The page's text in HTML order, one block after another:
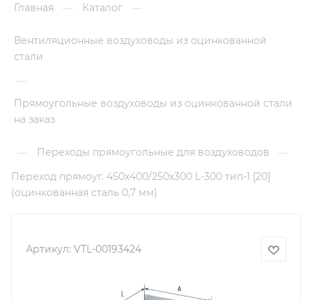
Главная — Каталог —
Вентиляционные воздуховоды из оцинкованной
стали
—
Прямоугольные воздуховоды из оцинкованной стали
на заказ
— Переходы прямоугольные для воздуховодов
—
Переход прямоуг. 450х400/250х300 L-300 тип-1 [20]
(оцинкованная сталь 0,7 мм)
Артикул: VTL-00193424